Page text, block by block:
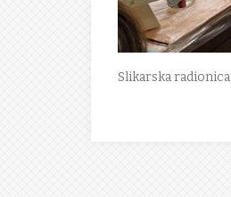
Slikarska radionica